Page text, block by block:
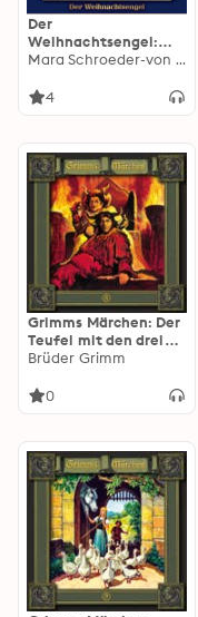
Der
Weihnachtsengel:
Titania Special FolgeMara Schroeder-von Kurmin
4
Grimms Märchen: Der
Teufel mit den drei
goldenen Haaren /
mein Igel
Brüder Grimm
0